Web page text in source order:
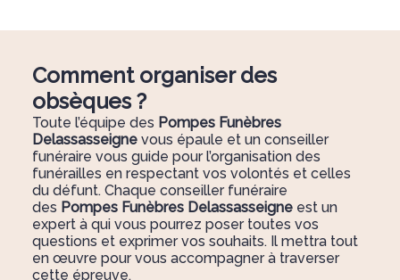
Comment organiser des
obsèques ?
Toute l’équipe des Pompes Funèbres
Delassasseigne vous épaule et un conseiller
funéraire vous guide pour l’organisation des
funérailles en respectant vos volontés et celles
du défunt. Chaque conseiller funéraire
des Pompes Funèbres Delassasseigne est un
expert à qui vous pourrez poser toutes vos
questions et exprimer vos souhaits. Il mettra tout
en œuvre pour vous accompagner à traverser
cette épreuve.